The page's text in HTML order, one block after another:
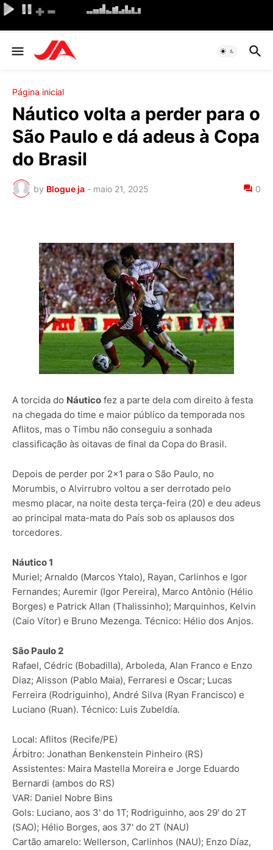
Página inicial
Náutico volta a perder para o
São Paulo e dá adeus à Copa
do Brasil
by Blogue ja - maio 21, 2025 0
A torcida do Náutico fez a parte dela com direito à festa
na chegada do time e maior público da temporada nos
Aflitos, mas o Timbu não conseguiu a sonhada
classificação às oitavas de final da Copa do Brasil.
Depois de perder por 2x1 para o São Paulo, no
Morumbis, o Alvirrubro voltou a ser derrotado pelo
mesmo placar, na noite desta terça-feira (20) e deu adeus
ao principal mata-mata do País sob os aplausos dos
torcedores.
Náutico 1
Muriel; Arnaldo (Marcos Ytalo), Rayan, Carlinhos e Igor
Fernandes; Auremir (Igor Pereira), Marco Antônio (Hélio
Borges) e Patrick Allan (Thalissinho); Marquinhos, Kelvin
(Caio Vítor) e Bruno Mezenga. Técnico: Hélio dos Anjos.
São Paulo 2
Rafael, Cédric (Bobadilla), Arboleda, Alan Franco e Enzo
Diaz; Alisson (Pablo Maia), Ferraresi e Oscar; Lucas
Ferreira (Rodriguinho), André Silva (Ryan Francisco) e
Luciano (Ruan). Técnico: Luis Zubeldía.
Local: Aflitos (Recife/PE)
Árbitro: Jonathan Benkenstein Pinheiro (RS)
Assistentes: Maira Mastella Moreira e Jorge Eduardo
Bernardi (ambos do RS)
VAR: Daniel Nobre Bins
Gols: Luciano, aos 3' do 1T; Rodriguinho, aos 29' do 2T
(SAO); Hélio Borges, aos 37' do 2T (NAU)
Cartão amarelo: Wellerson, Carlinhos (NAU); Enzo Díaz,